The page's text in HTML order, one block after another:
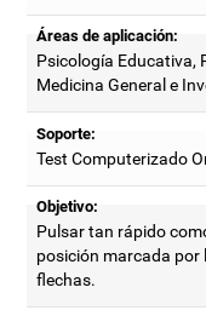
Áreas de aplicación:
Psicología Educativa,
Medicina General e
Soporte:
Test Computerizado
Objetivo:
Pulsar tan rápido
posición marcada por
flechas.